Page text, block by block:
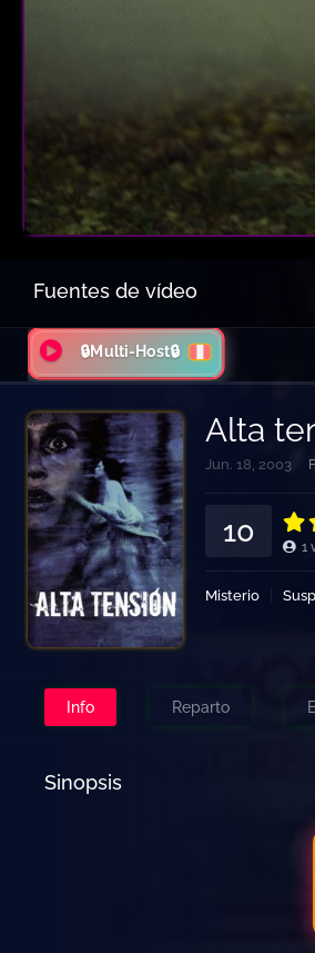
Fuentes de vídeo
🔒Multi-Host🔒
Alta
Jun. 18, 2003
10 1
Misterio
Info Reparto
Sinopsis